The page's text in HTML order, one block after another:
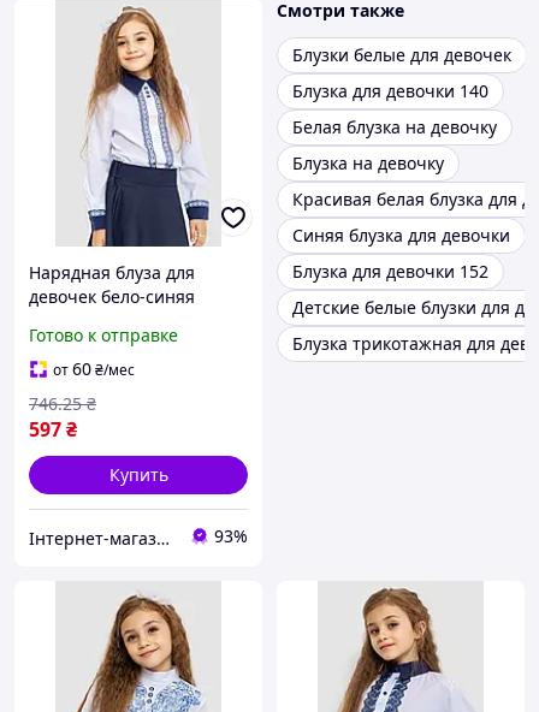
Нарядная блуза для
девочек бело-синяя
качественного материала
для особых случаев
Готово к отправке
от60₴/мес
597₴
746.25 ₴
Купить
Інтернет-магазин Look 100 Clothes 93%
Смотри также
Блузки белые для девочек
Блузка для девочки 140
Белая блузка на девочку
Блузка на девочку
Красивая белая блузка для
Синяя блузка для девочки
Блузка для девочки 152
Детские белые блузки для
Блузка трикотажная для